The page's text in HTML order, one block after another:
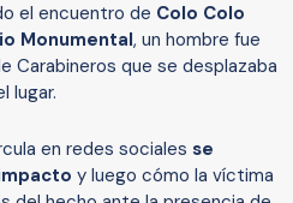
el encuentro de Colo Colo
Monumental, un hombre fue
Carabineros que se desplazaba
lugar.
en redes sociales se
y luego cómo la víctima